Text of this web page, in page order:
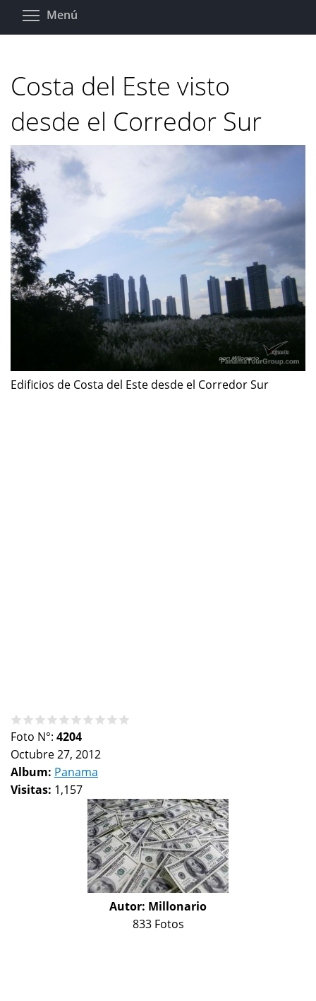
Pasar
Menú
Costa del Este visto
desde el Corredor Sur
Edificios de Costa del Este desde el Corredor Sur
Foto N°: 4204
Octubre 27, 2012
Album: Panama
Visitas: 1,157
Autor: Millonario
833 Fotos